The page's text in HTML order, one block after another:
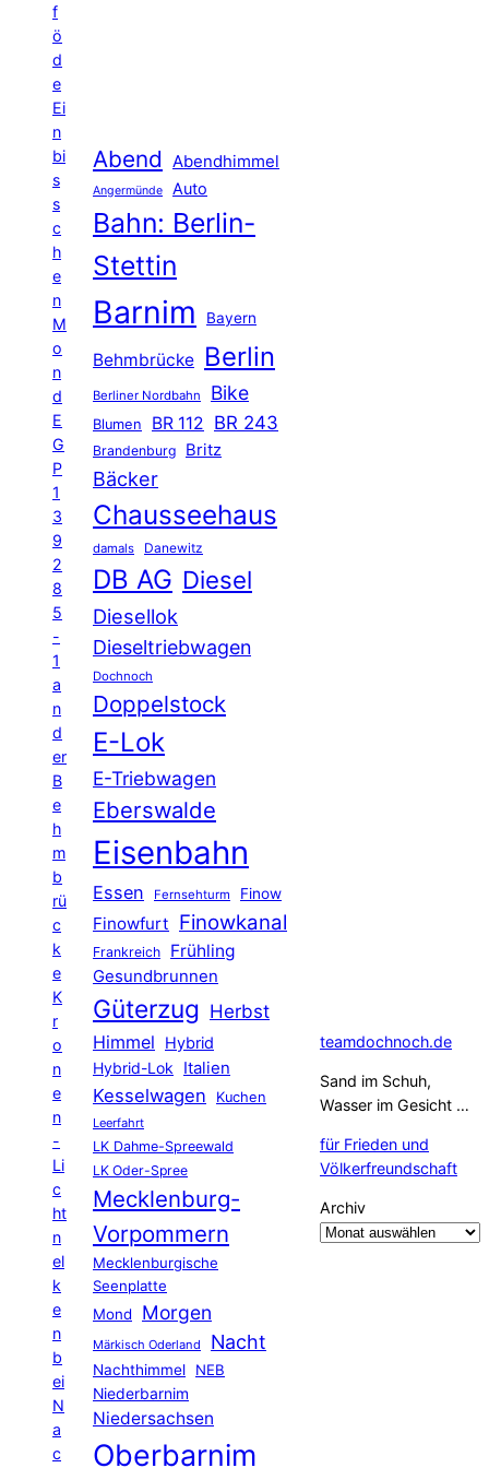
f
ö
d
e
Ei
n
bi
s
s
c
h
e
n
M
o
n
d
E
G
P
1
3
9
2
8
5
-
1
a
n
d
er
B
e
h
m
b
rü
c
k
e
K
r
o
n
e
n
-
Li
c
ht
n
el
k
e
n
b
ei
N
a
c
Abend Abendhimmel
Angermünde Auto
Bahn: Berlin-
Stettin
Barnim Bayern
Behmbrücke Berlin
Berliner Nordbahn Bike
Blumen BR 112 BR 243
Brandenburg Britz
Bäcker
Chausseehaus
damals Danewitz
DB AG Diesel
Diesellok
Dieseltriebwagen
Dochnoch
Doppelstock
E-Lok
E-Triebwagen
Eberswalde
Eisenbahn
Essen Fernsehturm Finow
Finowfurt Finowkanal
Frankreich Frühling
Gesundbrunnen
Güterzug Herbst
Himmel
Hybrid
Hybrid-Lok Italien
Kesselwagen Kuchen
Leerfahrt
LK Dahme-Spreewald
LK Oder-Spree
Mecklenburg-
Vorpommern
Mecklenburgische
Seenplatte
Mond
Morgen
Märkisch Oderland Nacht
Nachthimmel
NEB
Niederbarnim
Niedersachsen
Oberbarnim
teamdochnoch.de
Sand im Schuh,
Wasser im Gesicht …
für Frieden und
Völkerfreundschaft
Archiv